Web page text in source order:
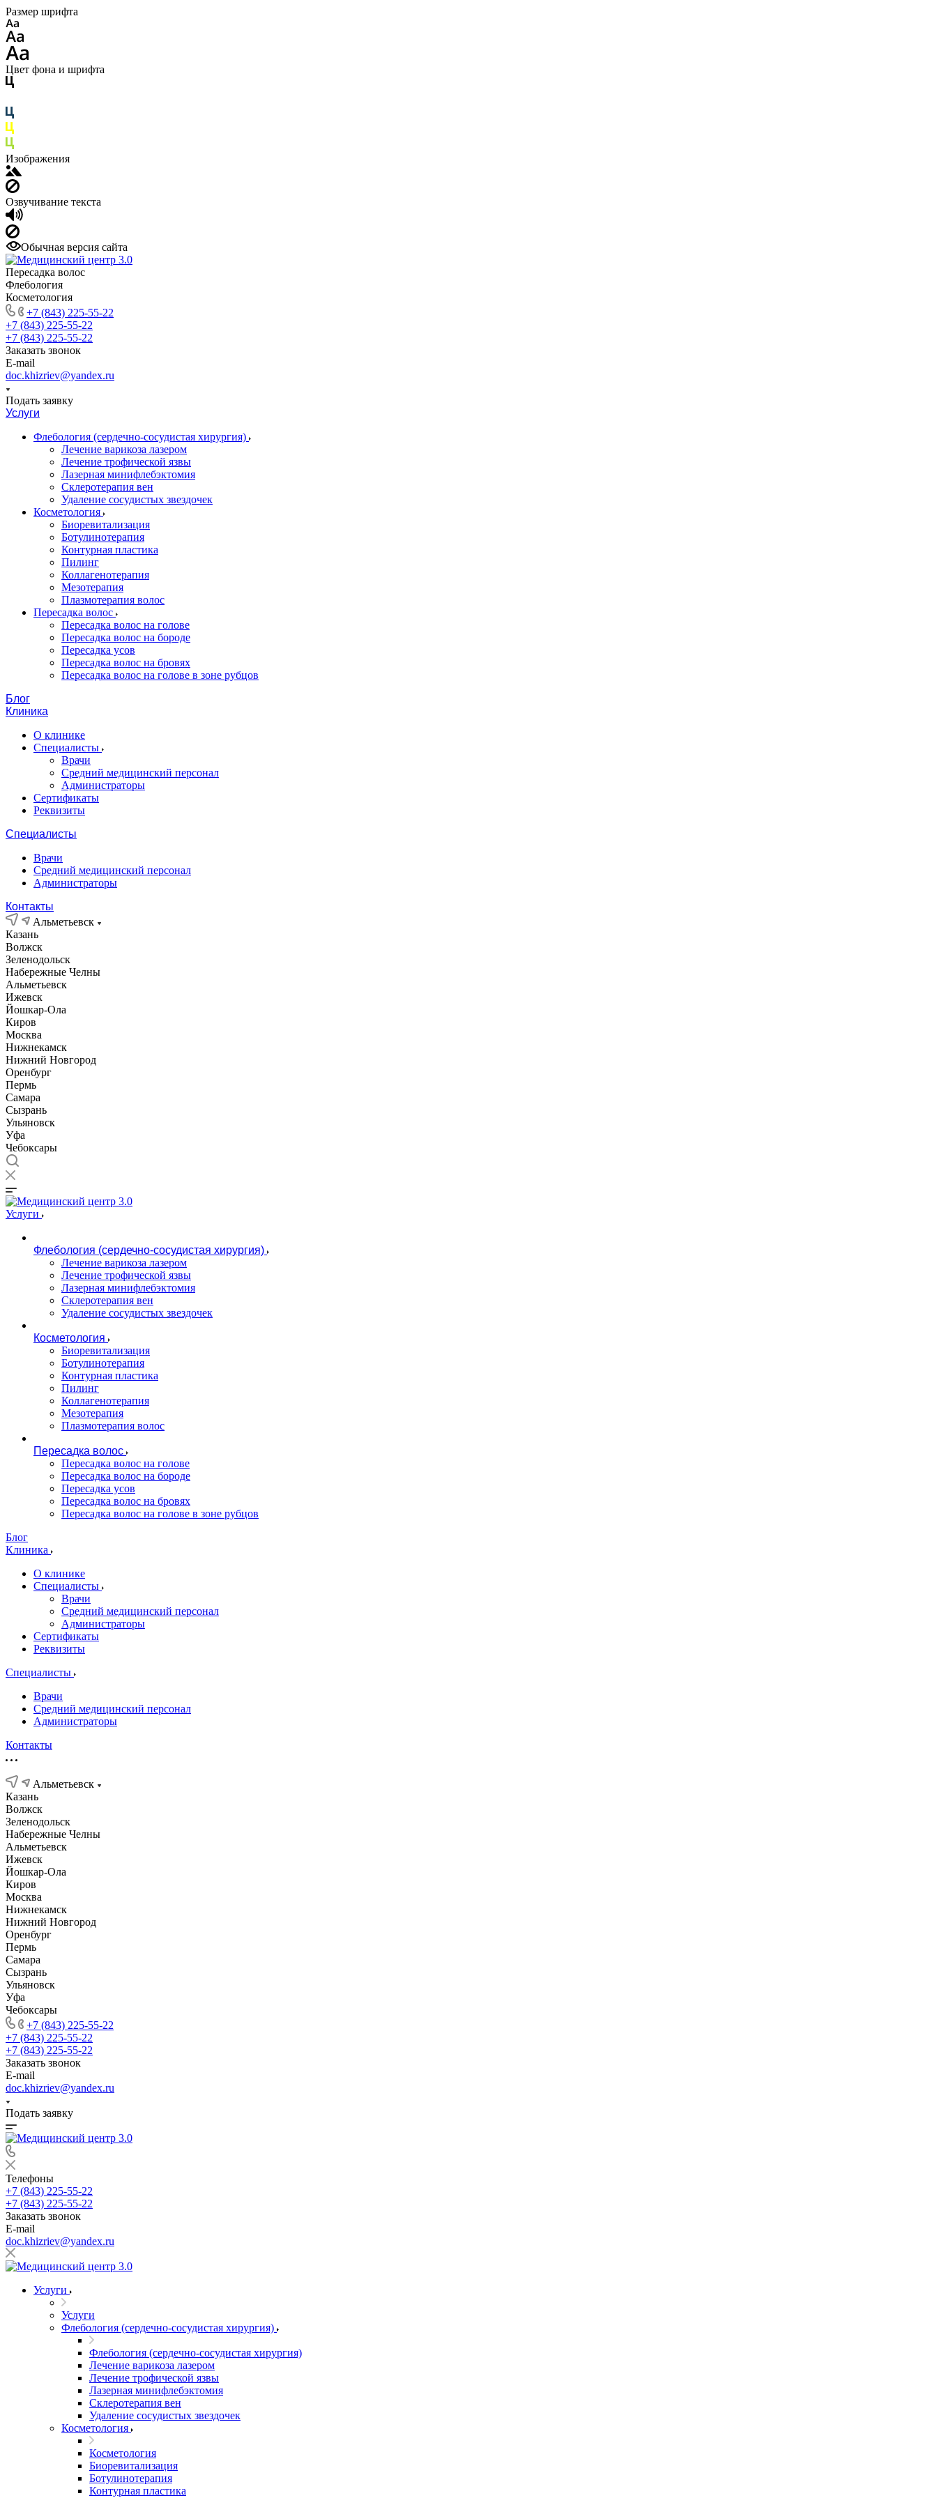
Размер шрифта
Цвет фона и шрифта
Изображения
Озвучивание текста
Обычная версия сайта
Пересадка волос
Флебология
Косметология
+7 (843) 225-55-22
+7 (843) 225-55-22
+7 (843) 225-55-22
Заказать звонок
E-mail
doc.khizriev@yandex.ru
Подать заявку
Услуги
Флебология (сердечно-сосудистая хирургия)
Лечение варикоза лазером
Лечение трофической язвы
Лазерная минифлебэктомия
Cклеротерапия вен
Удаление сосудистых звездочек
Косметология
Биоревитализация
Ботулинотерапия
Контурная пластика
Пилинг
Коллагенотерапия
Мезотерапия
Плазмотерапия волос
Пересадка волос
Пересадка волос на голове
Пересадка волос на бороде
Пересадка усов
Пересадка волос на бровях
Пересадка волос на голове в зоне рубцов
Блог
Клиника
О клинике
Специалисты
Врачи
Средний медицинский персонал
Администраторы
Сертификаты
Реквизиты
Специалисты
Врачи
Средний медицинский персонал
Администраторы
Контакты
Альметьевск
Казань
Волжск
Зеленодольск
Набережные Челны
Альметьевск
Ижевск
Йошкар-Ола
Киров
Москва
Нижнекамск
Нижний Новгород
Оренбург
Пермь
Самара
Сызрань
Ульяновск
Уфа
Чебоксары
Услуги
Флебология (сердечно-сосудистая хирургия)
Лечение варикоза лазером
Лечение трофической язвы
Лазерная минифлебэктомия
Cклеротерапия вен
Удаление сосудистых звездочек
Косметология
Биоревитализация
Ботулинотерапия
Контурная пластика
Пилинг
Коллагенотерапия
Мезотерапия
Плазмотерапия волос
Пересадка волос
Пересадка волос на голове
Пересадка волос на бороде
Пересадка усов
Пересадка волос на бровях
Пересадка волос на голове в зоне рубцов
Блог
Клиника
О клинике
Специалисты
Врачи
Средний медицинский персонал
Администраторы
Сертификаты
Реквизиты
Специалисты
Врачи
Средний медицинский персонал
Администраторы
Контакты
Альметьевск
Казань
Волжск
Зеленодольск
Набережные Челны
Альметьевск
Ижевск
Йошкар-Ола
Киров
Москва
Нижнекамск
Нижний Новгород
Оренбург
Пермь
Самара
Сызрань
Ульяновск
Уфа
Чебоксары
+7 (843) 225-55-22
+7 (843) 225-55-22
+7 (843) 225-55-22
Заказать звонок
E-mail
doc.khizriev@yandex.ru
Подать заявку
Телефоны
+7 (843) 225-55-22
+7 (843) 225-55-22
Заказать звонок
E-mail
doc.khizriev@yandex.ru
Услуги
Услуги
Флебология (сердечно-сосудистая хирургия)
Флебология (сердечно-сосудистая хирургия)
Лечение варикоза лазером
Лечение трофической язвы
Лазерная минифлебэктомия
Cклеротерапия вен
Удаление сосудистых звездочек
Косметология
Косметология
Биоревитализация
Ботулинотерапия
Контурная пластика